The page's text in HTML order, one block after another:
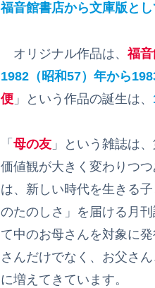
福音館書店から文庫版と
オリジナル作品は、 福
1982（昭和57）年から
便 」という作品の誕生は、
「 母の友 」という雑誌は
価値観が大きく変わりつつ
は、新しい時代を生きる
のたのしさ」を届ける月
て中のお母さんを対象に
さんだけでなく、お父さ
に増えてきています。